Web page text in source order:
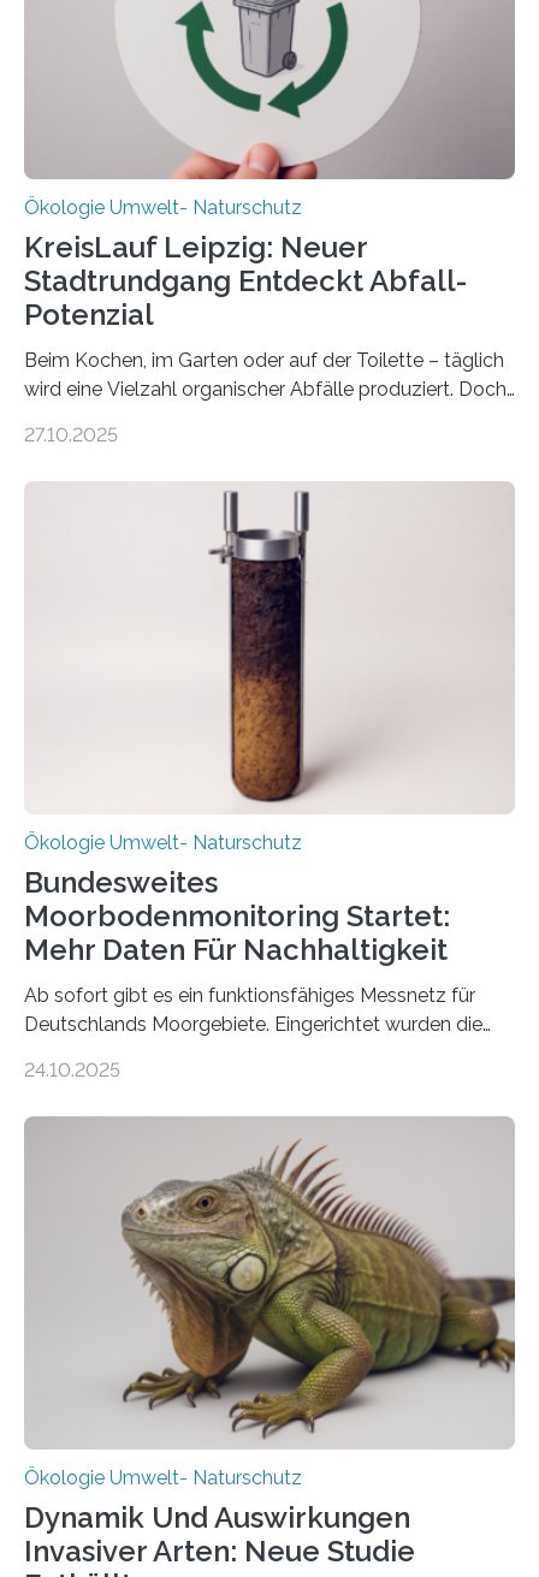
Forschungsprojekt an der Universität Oldenburg für
zwei weitere Jahre mit rund 1,2 Millionen Euro. „Wir
freuen uns sehr über…
Ökologie Umwelt- Naturschutz
KreisLauf Leipzig: Neuer
Stadtrundgang Entdeckt Abfall-
Potenzial
Beim Kochen, im Garten oder auf der Toilette – täglich
wird eine Vielzahl organischer Abfälle produziert. Doch
Potenzial nur dann entfalten können, wenn sie in
Veränderung der Wirtschaft wichtig ist, zeigt der vom
Deutschen Biomasseforschungszentrum und der
Stadtreinigung Leipzig konzipierte und am 24. Oktober
2025 offiziell eingeweihte Stadtrundgang „KreisLauf“. Er
ist ab sofort im Leipziger Stadtgebiet…
27.10.2025
Ökologie Umwelt- Naturschutz
Bundesweites
Moorbodenmonitoring Startet:
Mehr Daten Für Nachhaltigkeit
Ab sofort gibt es ein funktionsfähiges Messnetz für
Deutschlands Moorgebiete. Eingerichtet wurden die
vergangenen fünf Jahren von Wissenschaftlerinnen
heutigen Donnerstag übergeben sie ihren Bericht zur
Aufbauphase an den Auftraggeber, das
Bundesministerium für Landwirtschaft, Ernährung und
Heimat. Braunschweig/Eberswalde (23. Oktober 2025).
Ein Netz aus 155 Messstationen spannt sich neuerdings
über Deutschlands Moorböden. Eingerichtet wurden sie
in den vergangenen fünf Jahren von
Wissenschaftlerinnen und Wissenschaftlern des
Thünen-Instituts für Agrarklimaschutz…
24.10.2025
Ökologie Umwelt- Naturschutz
Dynamik Und Auswirkungen
Invasiver Arten: Neue Studie